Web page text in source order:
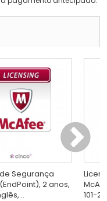
Segurança
2 anos,
101-